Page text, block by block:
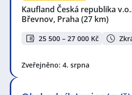
Kaufland Česká republika
Břevnov, Praha (27 km)
25 500 – 27 000 Kč
Zveřejněno: 4. srpna